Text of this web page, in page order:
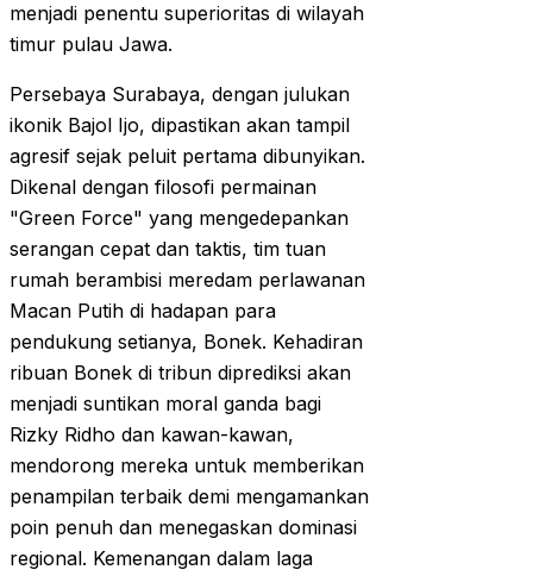
menjadi penentu superioritas di wilayah
timur pulau Jawa.
Persebaya Surabaya, dengan julukan
ikonik Bajol Ijo, dipastikan akan tampil
agresif sejak peluit pertama dibunyikan.
Dikenal dengan filosofi permainan
"Green Force" yang mengedepankan
serangan cepat dan taktis, tim tuan
rumah berambisi meredam perlawanan
Macan Putih di hadapan para
pendukung setianya, Bonek. Kehadiran
ribuan Bonek di tribun diprediksi akan
menjadi suntikan moral ganda bagi
Rizky Ridho dan kawan-kawan,
mendorong mereka untuk memberikan
penampilan terbaik demi mengamankan
poin penuh dan menegaskan dominasi
regional. Kemenangan dalam laga